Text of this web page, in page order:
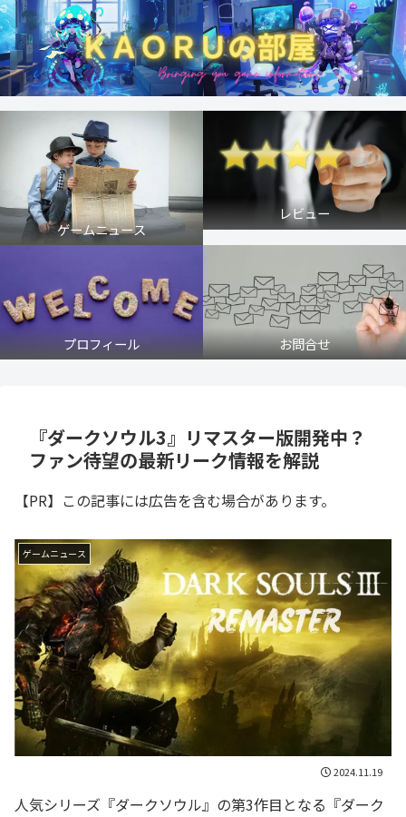
ゲームニュース
レビュー
プロフィール お問合せ
『ダークソウル3』リマスター版開発中？
ファン待望の最新リーク情報を解説
【PR】この記事には広告を含む場合があります。
ゲームニュース
2024.11.19
人気シリーズ『ダークソウル』の第3作目となる『ダーク